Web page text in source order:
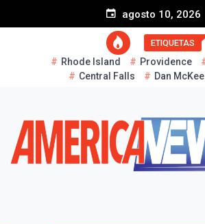
agosto 10, 2026
ETIQUETAS
Rhode Island Providence
Central Falls
Dan McKee